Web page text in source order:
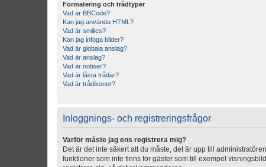
Formatering och trådtyper
Vad är BBCode?
Kan jag använda HTML?
Vad är smilies?
Kan jag infoga bilder?
Vad är globala anslag?
Vad är anslag?
Vad är notiser?
Vad är låsta trådar?
Vad är trådikoner?
Inloggnings- och registreringsfrågor
Varför måste jag ens registrera mig?
Det är det inte säkert att du måste, det är upp till
funktioner som inte finns för gäster som till exempel